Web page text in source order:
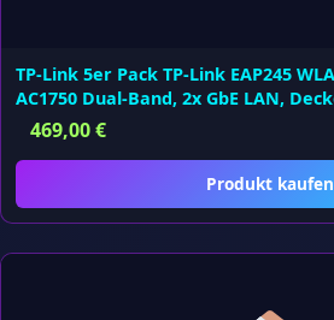
TP-Link 5er Pack TP-Link EAP245
AC1750 Dual-Band, 2x GbE LAN,
469,00€
Produkt kaufen